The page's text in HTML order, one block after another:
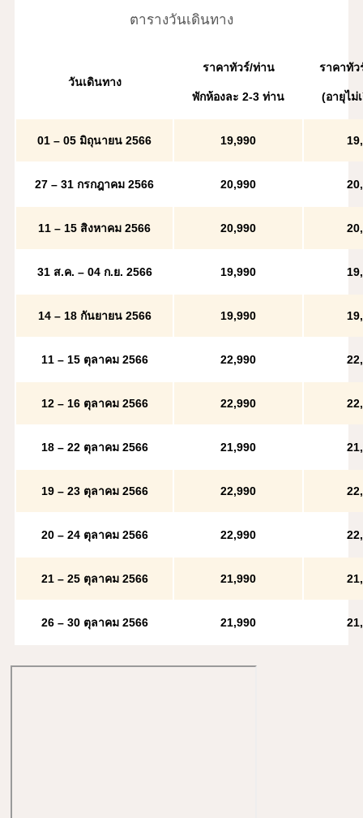
ตารางวันเดินทาง
วันเดินทาง
ราคาทัวร์/ท่าน
พักห้องละ 2-3 ท่าน
ราคาทัว
(อายุไม่
01 – 05 มิถุนายน 2566 19,990 19,
27 – 31 กรกฎาคม 2566 20,990 20,
11 – 15 สิงหาคม 2566 20,990 20,
31 ส.ค. – 04 ก.ย. 2566 19,990 19,
14 – 18 กันยายน 2566 19,990 19,
11 – 15 ตุลาคม 2566 22,990 22,
12 – 16 ตุลาคม 2566 22,990 22,
18 – 22 ตุลาคม 2566 21,990 21,
19 – 23 ตุลาคม 2566 22,990 22,
20 – 24 ตุลาคม 2566 22,990 22,
21 – 25 ตุลาคม 2566 21,990 21,
26 – 30 ตุลาคม 2566 21,990 21,